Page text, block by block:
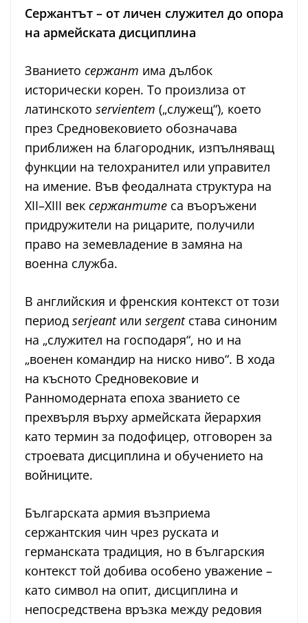
Сержантът – от личен служител до опора
на армейската дисциплина
Званието сержант има дълбок
исторически корен. То произлиза от
латинското servientem („служещ“), което
през Средновековието обозначава
приближен на благородник, изпълняващ
функции на телохранител или управител
на имение. Във феодалната структура на
XII–XIII век сержантите са въоръжени
придружители на рицарите, получили
право на земевладение в замяна на
военна служба.
В английския и френския контекст от този
период serjeantили sergentстава синоним
на „служител на господаря“, но и на
„военен командир на ниско ниво“. В хода
на късното Средновековие и
Ранномодерната епоха званието се
прехвърля върху армейската йерархия
като термин за подофицер, отговорен за
строевата дисциплина и обучението на
войниците.
Българската армия възприема
сержантския чин чрез руската и
германската традиция, но в българския
контекст той добива особено уважение –
като символ на опит, дисциплина и
непосредствена връзка между редовия